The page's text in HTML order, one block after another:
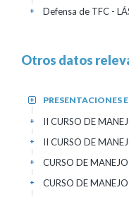
Defensa de TFC -
+
Otros datos
PRESENTACIONES
+
II CURSO DE
+
II CURSO DE
+
CURSO DE
+
CURSO DE
+